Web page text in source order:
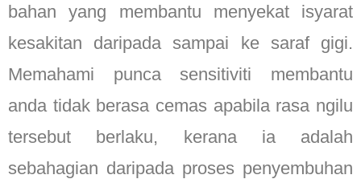
bahan yang membantu menyekat isyarat
kesakitan daripada sampai ke saraf gigi.
Memahami punca sensitiviti membantu
anda tidak berasa cemas apabila rasa ngilu
tersebut berlaku, kerana ia adalah
sebahagian daripada proses penyembuhan